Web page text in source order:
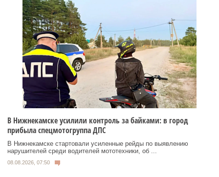
В Нижнекамске усилили контроль за байками: в город
прибыла спецмотогруппа ДПС
В Нижнекамске стартовали усиленные рейды по выявлению
нарушителей среди водителей мототехники, об ...
08.08.2026, 07:50